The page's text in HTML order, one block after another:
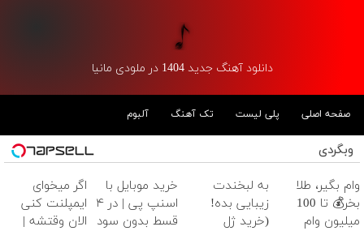
دانلود آهنگ جدید 1404 در ملودی مانیا
صفحه اصلی پلی لیست تک آهنگ آلبوم
وبگردی
وام بگیر، طلا
بخر💰 تا 100
میلیون وام
به لبخندت
زیبایی بده!
(خرید ژل
خرید موبایل با
اسنپ پی | در ۴
قسط بدون سود
اگر میخوای
ایمپلنت کنی
الان وقتشه |